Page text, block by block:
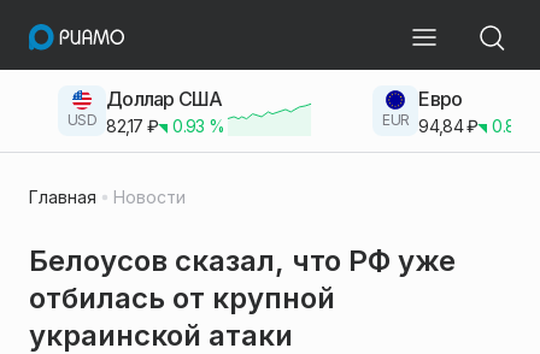
USD
Доллар США
82,17 ₽ 0.93 % EUR
Евро
94,84₽ 0.83
Главная Новости
Белоусов сказал, что РФ уже
отбилась от крупной
украинской атаки